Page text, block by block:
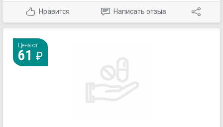
Нравится Написать отзыв
Цена от
61